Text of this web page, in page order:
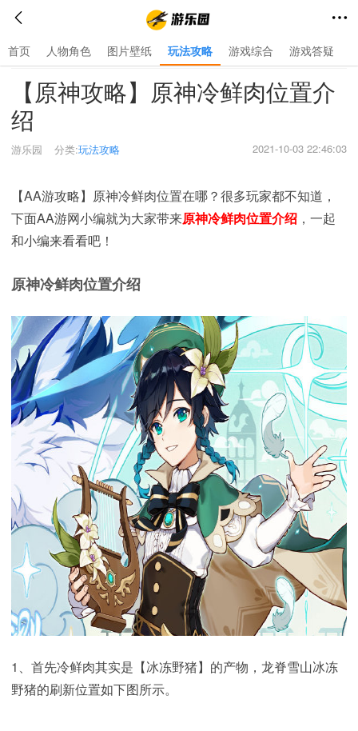
首页 人物角色 图片壁纸 玩法攻略 游戏综合 游戏答疑
首页 玩法攻略
【原神攻略】原神冷鲜肉位置介
绍
游乐园 2021-10-03 22:46:03
分类:玩法攻略
【AA游攻略】原神冷鲜肉位置在哪？很多玩家都不知道，
下面AA游网小编就为大家带来原神冷鲜肉位置介绍 ，一起
和小编来看看吧！
原神冷鲜肉位置介绍
1、首先冷鲜肉其实是【冰冻野猪】的产物，龙脊雪山冰冻
野猪的刷新位置如下图所示。